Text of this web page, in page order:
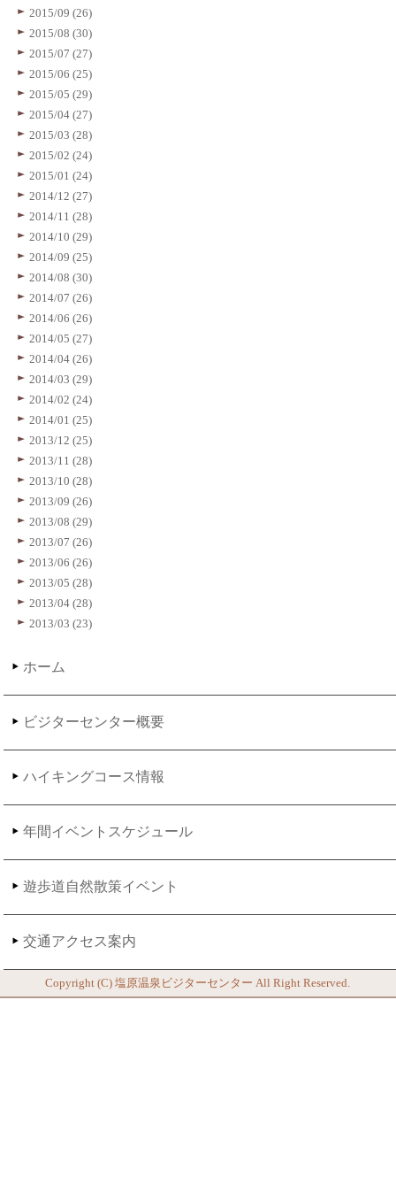
2015/09 (26)
2015/08 (30)
2015/07 (27)
2015/06 (25)
2015/05 (29)
2015/04 (27)
2015/03 (28)
2015/02 (24)
2015/01 (24)
2014/12 (27)
2014/11 (28)
2014/10 (29)
2014/09 (25)
2014/08 (30)
2014/07 (26)
2014/06 (26)
2014/05 (27)
2014/04 (26)
2014/03 (29)
2014/02 (24)
2014/01 (25)
2013/12 (25)
2013/11 (28)
2013/10 (28)
2013/09 (26)
2013/08 (29)
2013/07 (26)
2013/06 (26)
2013/05 (28)
2013/04 (28)
2013/03 (23)
ホーム
ビジターセンター概要
ハイキングコース情報
年間イベントスケジュール
遊歩道自然散策イベント
交通アクセス案内
Copyright (C)塩原温泉ビジターセンター All Right Reserved.